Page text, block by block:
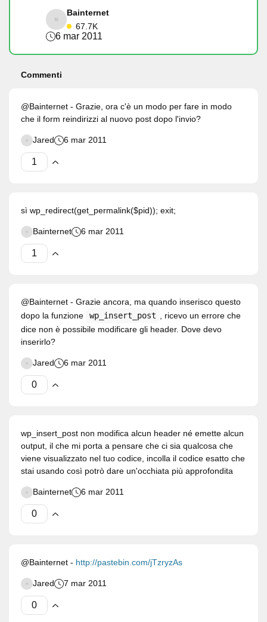
Bainternet
67.7K
6 mar 2011
Commenti
@Bainternet - Grazie, ora c'è un modo per fare in modo
che il form reindirizzi al nuovo post dopo l'invio?
Jared 6 mar 2011
sì wp_redirect(get_permalink($pid)); exit;
Bainternet 6 mar 2011
@Bainternet - Grazie ancora, ma quando inserisco questo
dopo la funzione
wp_insert_post
, ricevo un errore che
dice non è possibile modificare gli header. Dove devo
inserirlo?
Jared 6 mar 2011
wp_insert_post non modifica alcun header né emette alcun
output, il che mi porta a pensare che ci sia qualcosa che
viene visualizzato nel tuo codice, incolla il codice esatto che
stai usando così potrò dare un'occhiata più approfondita
Bainternet 6 mar 2011
@Bainternet - http://pastebin.com/jTzryzAs
Jared 7 mar 2011